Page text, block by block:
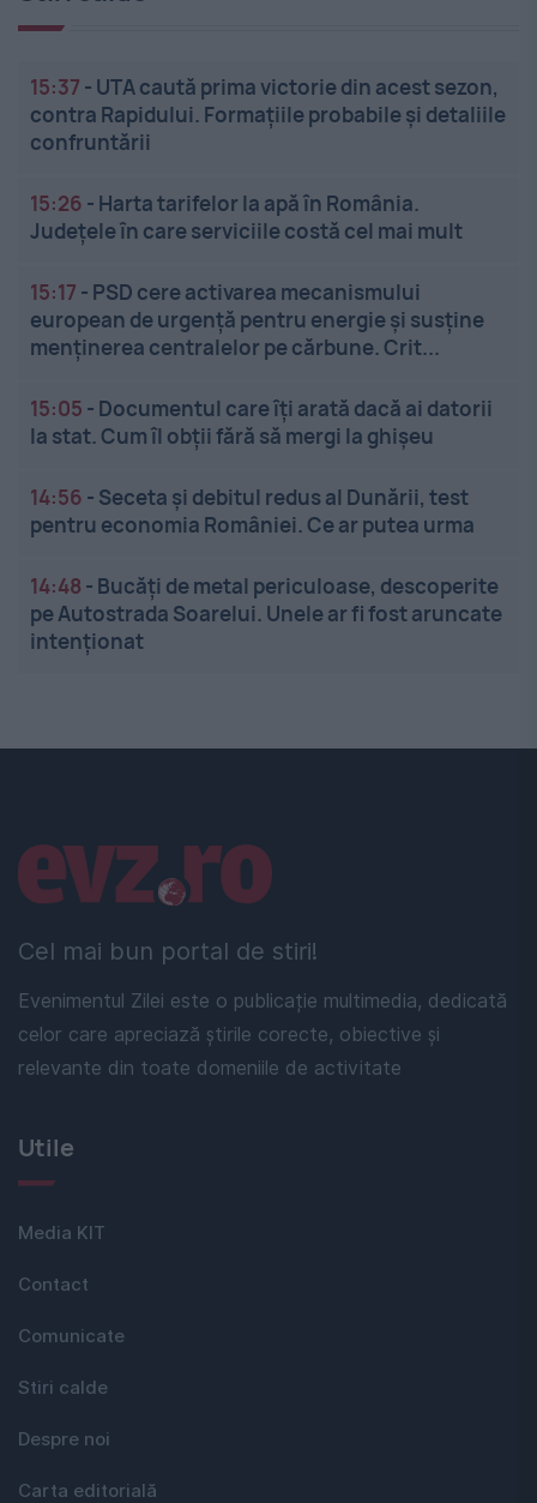
15:37 - UTA caută prima victorie din acest sezon,
contra Rapidului. Formațiile probabile și detaliile
confruntării
15:26 - Harta tarifelor la apă în România.
Județele în care serviciile costă cel mai mult
15:17 - PSD cere activarea mecanismului
european de urgență pentru energie și susține
menținerea centralelor pe cărbune. Crit...
15:05 - Documentul care îți arată dacă ai datorii
la stat. Cum îl obții fără să mergi la ghișeu
14:56 - Seceta și debitul redus al Dunării, test
pentru economia României. Ce ar putea urma
14:48 - Bucăți de metal periculoase, descoperite
pe Autostrada Soarelui. Unele ar fi fost aruncate
intenționat
Cel mai bun portal de stiri!
Evenimentul Zilei este o publicație multimedia, dedicată
celor care apreciază știrile corecte, obiective și
relevante din toate domeniile de activitate
Linkuri utile
Utile
Media KIT
Contact
Comunicate
Stiri calde
Despre noi
Carta editorială